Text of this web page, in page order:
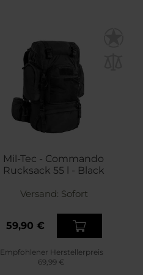
Mil-Tec - Commando
Rucksack 55 l - Black
Versand: Sofort
59,90 €
Empfohlener Herstellerpreis
69,99 €